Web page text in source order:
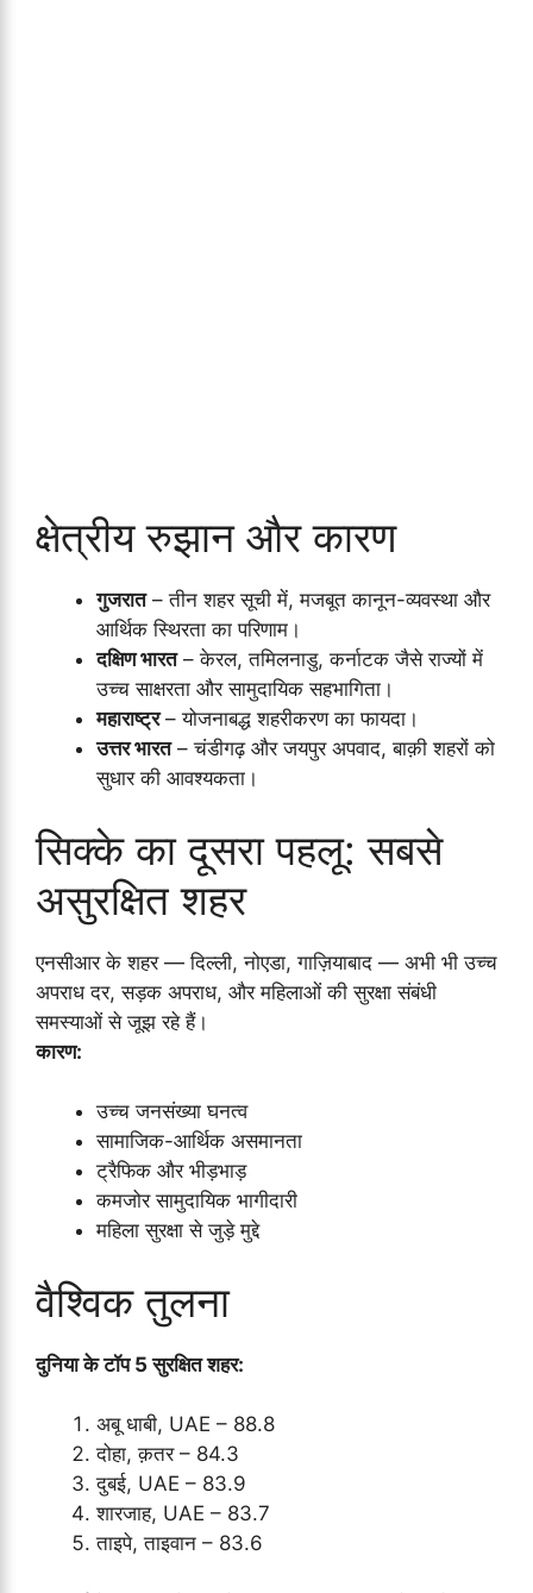
क्षेत्रीय रुझान और कारण
गुजरात– तीन शहर सूची में, मजबूत कानून-व्यवस्था और
आर्थिक स्थिरता का परिणाम।
दक्षिण भारत– केरल, तमिलनाडु, कर्नाटक जैसे राज्यों में
उच्च साक्षरता और सामुदायिक सहभागिता।
महाराष्ट्र– योजनाबद्ध शहरीकरण का फायदा।
उत्तर भारत– चंडीगढ़ और जयपुर अपवाद, बाक़ी शहरों को
सुधार की आवश्यकता।
सिक्के का दूसरा पहलू: सबसे
असुरक्षित शहर
एनसीआर के शहर — दिल्ली, नोएडा, गाज़ियाबाद — अभी भी उच्च
अपराध दर, सड़क अपराध, और महिलाओं की सुरक्षा संबंधी
समस्याओं से जूझ रहे हैं।
कारण:
उच्च जनसंख्या घनत्व
सामाजिक-आर्थिक असमानता
ट्रैफिक और भीड़भाड़
कमजोर सामुदायिक भागीदारी
महिला सुरक्षा से जुड़े मुद्दे
वैश्विक तुलना
दुनिया के टॉप 5 सुरक्षित शहर:
अबू धाबी, UAE – 88.8
दोहा, क़तर – 84.3
दुबई, UAE – 83.9
शारजाह, UAE – 83.7
ताइपे, ताइवान – 83.6